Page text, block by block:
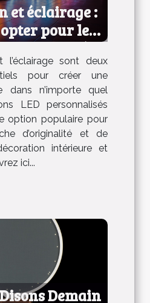
et éclairage :
pour les
?
l’éclairage sont deux
pour créer une
dans n’importe quel
LED personnalisés
option populaire pour
d’originalité et de
intérieure et
ici...
Demain